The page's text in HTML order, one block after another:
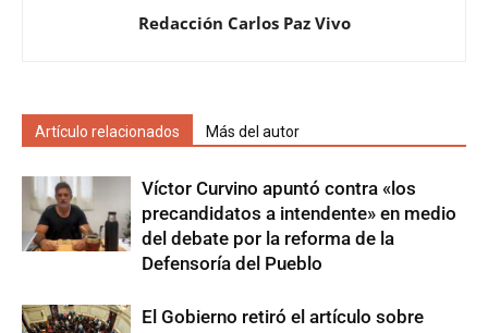
Redacción Carlos Paz Vivo
Artículo relacionados Más del autor
Víctor Curvino apuntó contra «los
precandidatos a intendente» en medio
del debate por la reforma de la
Defensoría del Pueblo
El Gobierno retiró el artículo sobre